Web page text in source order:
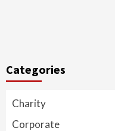
Categories
Charity
Corporate